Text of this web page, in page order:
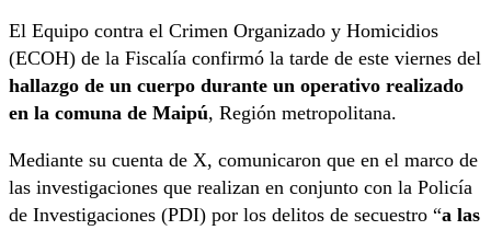
El Equipo contra el Crimen Organizado y Homicidios
(ECOH) de la Fiscalía confirmó la tarde de este viernes del
hallazgo de un cuerpo durante un operativo realizado
en la comuna de Maipú, Región metropolitana.
Mediante su cuenta de X, comunicaron que en el marco de
las investigaciones que realizan en conjunto con la Policía
de Investigaciones (PDI) por los delitos de secuestro “a las